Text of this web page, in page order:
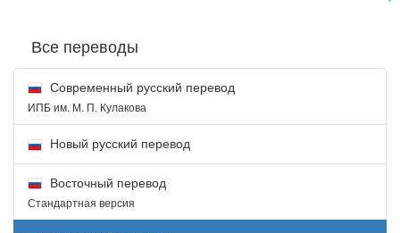
Все переводы
Современный русский перевод
ИПБ им. М. П. Кулакова
Новый русский перевод
Восточный перевод
Стандартная версия